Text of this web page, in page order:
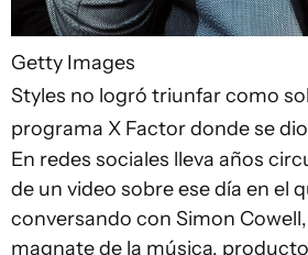
Getty Images
Styles no logró triunfar como
programa X Factor donde se
En redes sociales lleva años
de un video sobre ese día en el
conversando con Simon
magnate de la música,